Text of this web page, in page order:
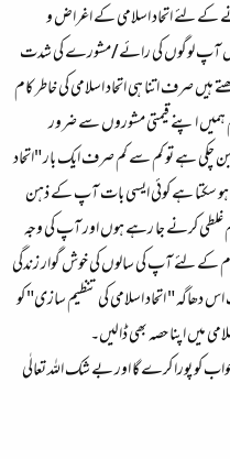
کے لئے اتحاد اسلامی کے اغراض و
آپ لوگوں کی رائے/مشورے کی شدت
اتنا ہی اتحاد اسلامی کی خاطر کام
اپنے قیمتی مشوروں سے ضرور
چکی ہے تو کم سے کم صرف ایک بار "اتحاد
ہو سکتا ہے کوئی ایسی بات آپ کے ذہن
غلطی کرنے جا رہے ہوں اور آپ کی وجہ
لئے آپ کی سالوں کی خوش گوار زندگی
" اتحاد اسلامی کی تنظیم سازی" کو
میں اپنا حصہ بھی ڈالیں۔
کو پورا کرے گا اور بے شک اللہ تعالٰی